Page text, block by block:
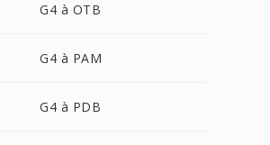
G4 à OTB
G4 à PAM
G4 à PDB